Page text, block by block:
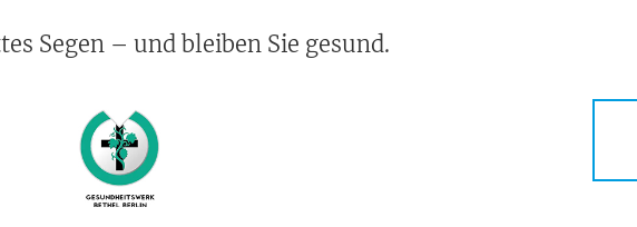
Segen – und bleiben Sie gesund.